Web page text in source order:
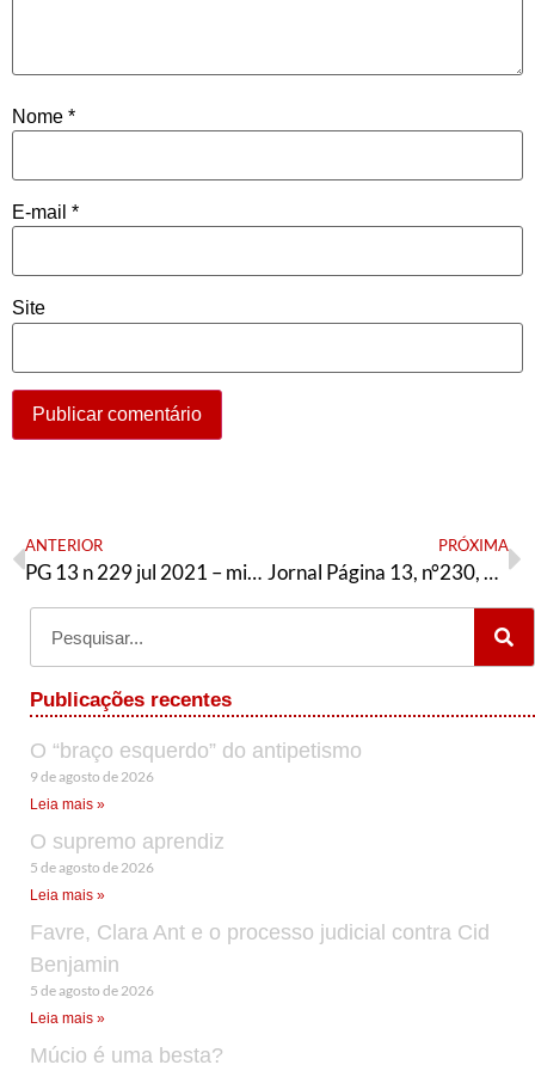
Nome *
E-mail *
Site
ANTERIOR
PG 13 n 229 jul 2021 – miolo gráfica
PRÓXIMA
Jornal Página 13, n°230, Agosto/2019
Publicações recentes
O “braço esquerdo” do antipetismo
9 de agosto de 2026
Leia mais »
O supremo aprendiz
5 de agosto de 2026
Leia mais »
Favre, Clara Ant e o processo judicial contra Cid
Benjamin
5 de agosto de 2026
Leia mais »
Múcio é uma besta?